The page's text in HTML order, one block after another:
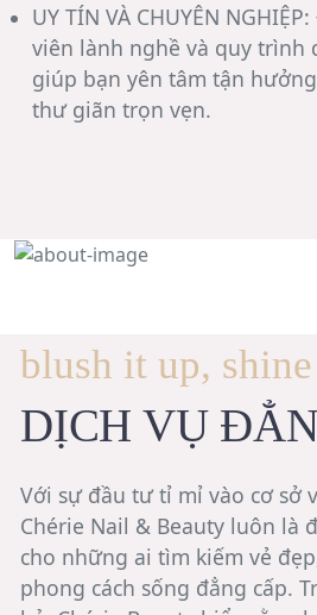
UY TÍN VÀ CHUYÊN NGHIỆP:
viên lành nghề và quy trình
giúp bạn yên tâm tận
thư giãn trọn vẹn.
blush it up,
DỊCH VỤ
Với sự đầu tư tỉ mỉ vào cơ sở
Chérie Nail & Beauty luôn là
cho những ai tìm kiếm vẻ
phong cách sống đẳng cấp.